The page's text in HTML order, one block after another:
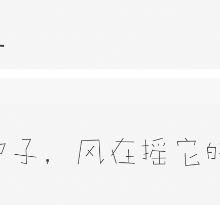
子，风在摇它